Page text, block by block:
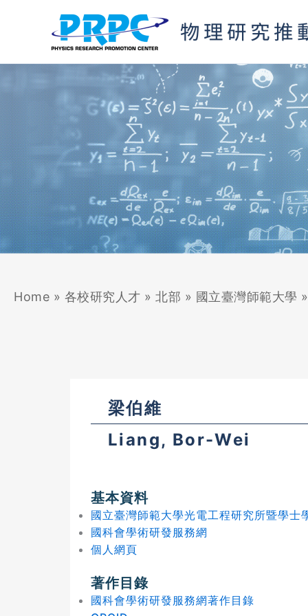
內
容
Home » 各校研究人才 » 北部 » 國立臺灣師範大學 »
梁伯維
Liang, Bor-Wei
基本資料
國立臺灣師範大學光電工程研究所暨學士
國科會學術研發服務網
個人網頁
著作目錄
國科會學術研發服務網著作目錄